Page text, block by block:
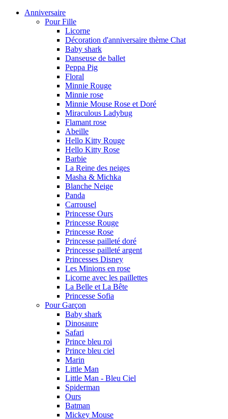
Anniversaire
Pour Fille
Licorne
Décoration d'anniversaire thème Chat
Baby shark
Danseuse de ballet
Peppa Pig
Floral
Minnie Rouge
Minnie rose
Minnie Mouse Rose et Doré
Miraculous Ladybug
Flamant rose
Abeille
Hello Kitty Rouge
Hello Kitty Rose
Barbie
La Reine des neiges
Masha & Michka
Blanche Neige
Panda
Carrousel
Princesse Ours
Princesse Rouge
Princesse Rose
Princesse pailleté doré
Princesse pailleté argent
Princesses Disney
Les Minions en rose
Licorne avec les paillettes
La Belle et La Bête
Princesse Sofia
Pour Garçon
Baby shark
Dinosaure
Safari
Prince bleu roi
Prince bleu ciel
Marin
Little Man
Little Man - Bleu Ciel
Spiderman
Ours
Batman
Mickey Mouse